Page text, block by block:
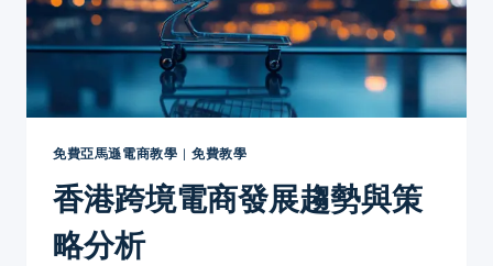
商
品
銷
售
全
略
免費亞馬遜電商教學 |免費教學
香港跨境電商發展趨勢與策
略分析